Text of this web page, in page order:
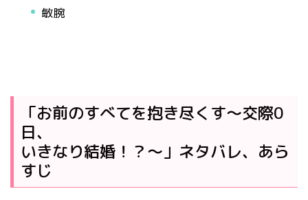
敏腕
「お前のすべてを抱き尽くす～交際0
日、
いきなり結婚！？～」ネタバレ、あら
すじ